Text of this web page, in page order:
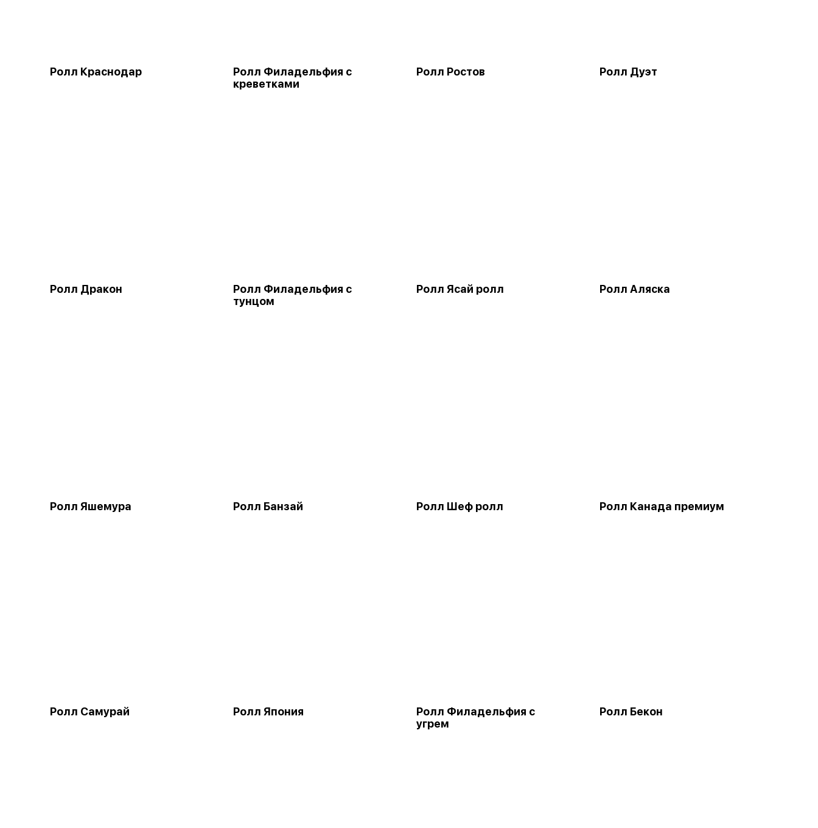
Ролл Краснодар
Ролл Филадельфия с
креветками
Ролл Ростов Ролл Дуэт
Ролл Дракон
Ролл Филадельфия с
тунцом
Ролл Ясай ролл Ролл Аляска
Ролл Яшемура Ролл Банзай Ролл Шеф ролл Ролл Канада премиум
Ролл Самурай Ролл Япония
Ролл Филадельфия с
угрем
Ролл Бекон